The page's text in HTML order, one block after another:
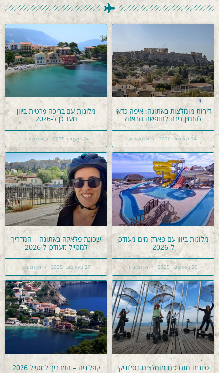
דירות מומלצות באתונה: איפה כדאי
להזמין דירה לחופשה הבאה?
24 בפברואר 2026 אין תגובות
מלונות עם בריכה פרטית ביוון
מעודכן ל-2026
24 בדצמבר 2025 אין תגובות
מלונות ביוון עם פארק מים מעודכן
ל-2026
30 באוקטובר 2025 אין תגובות
שכונת פלאקה באתונה – המדריך
למטייל מעודכן ל-2026
27 באוקטובר 2025 אין תגובות
סיורים מודרכים מומלצים בסלוניקי קפלוניה – המדריך למטייל 2026